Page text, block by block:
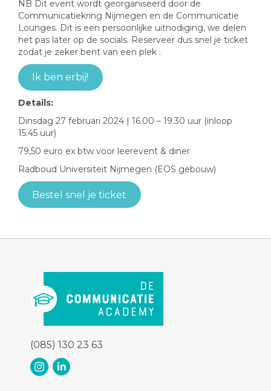
NB Dit event wordt georganiseerd door de
Communicatiekring Nijmegen en de Communicatie
Lounges. Dit is een persoonlijke uitnodiging, we delen
het pas later op de socials. Reserveer dus snel je ticket
zodat je zeker bent van een plek .
Ik ben erbij!
Details:
Dinsdag 27 februari 2024 | 16.00 – 19.30 uur (inloop
15.45 uur)
79,50 euro ex btw voor leerevent & diner
Radboud Universiteit Nijmegen (EOS gebouw)
Bestel snel je ticket
(085) 130 23 63